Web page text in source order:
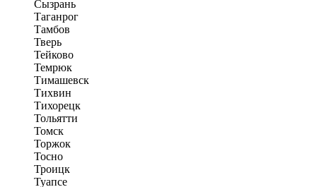
Сызрань
Таганрог
Тамбов
Тверь
Тейково
Темрюк
Тимашевск
Тихвин
Тихорецк
Тольятти
Томск
Торжок
Тосно
Троицк
Туапсе